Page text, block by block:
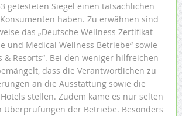
getesteten Siegel einen tatsächlichen
haben. Zu erwähnen sind
das „Deutsche Wellness Zertifikat
und Medical Wellness Betriebe“ sowie
& Resorts“. Bei den weniger hilfreichen
dass die Verantwortlichen zu
an die Ausstattung sowie die
stellen. Zudem käme es nur selten
Überprüfungen der Betriebe. Besonders